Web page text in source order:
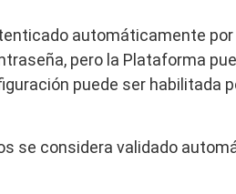
automáticamente
pero la Plataforma
puede ser
se considera validado